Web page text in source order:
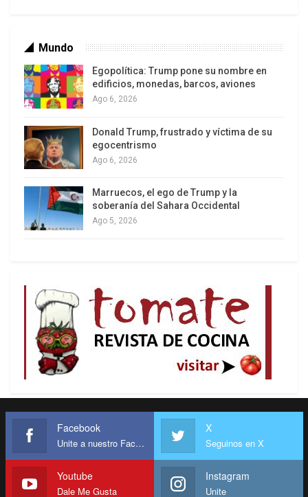
Los latinos le van dando la espalda a Trump
Mundo
Egopolítica: Trump pone su nombre en
edificios, monedas, barcos, aviones
Ago 6, 2026
Donald Trump, frustrado y víctima de su
egocentrismo
Ago 6, 2026
Marruecos, el ego de Trump y la
soberanía del Sahara Occidental
Ago 5, 2026
Facebook
Unite a nuestro Facebook
X
Seguinos en X
Youtube
Dale Me Gusta
Instagram
Unite